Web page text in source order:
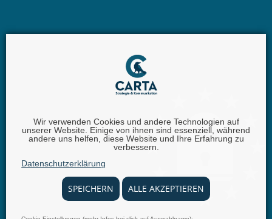
Wir verwenden Cookies und andere Technologien auf
unserer Website. Einige von ihnen sind essenziell, während
andere uns helfen, diese Website und Ihre Erfahrung zu
verbessern.
Datenschutzerklärung
SPEICHERN ALLE AKZEPTIEREN
Carta GmbH |Iggelheimer Str. 26 | 67346 Speyer |
+49 (0) 62 32 - 100111 - 0 |